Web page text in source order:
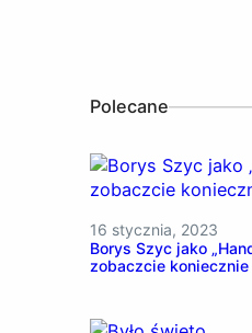
Polecane
16 stycznia, 2023
Borys Szyc jako
zobaczcie koniecznie